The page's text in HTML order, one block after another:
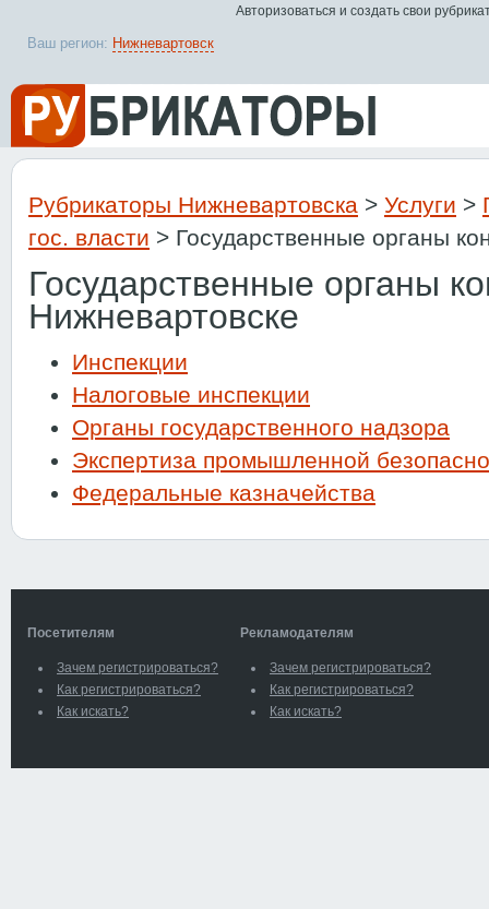
Рубрикаторы Нижневартовска > Услуги >
гос. власти > Государственные органы
Государственные органы
Нижневартовске
Инспекции
Налоговые инспекции
Органы государственного надзора
Экспертиза промышленной
Федеральные казначейства
Посетителям
Зачем регистрироваться?
Как регистрироваться?
Как искать?
Рекламодателям
Зачем регистрироваться?
Как регистрироваться?
Как искать?
Ваш регион: Нижневартовск
Авторизоваться и создать свои